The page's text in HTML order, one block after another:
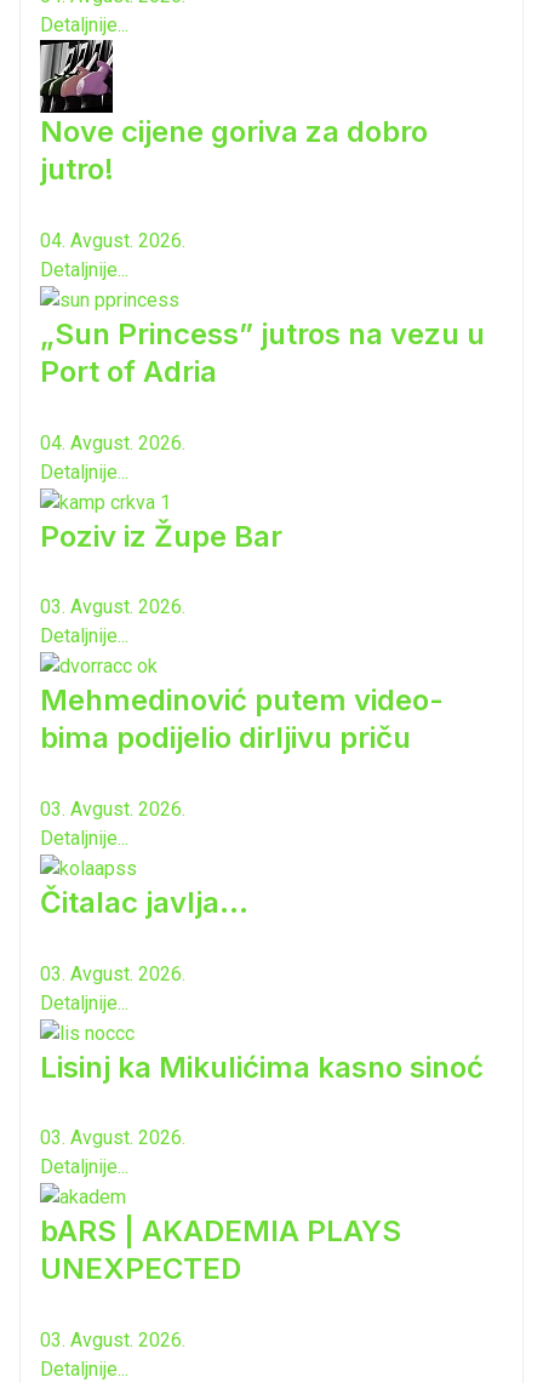
Detaljnije...
Nove cijene goriva za dobro
jutro!
04. Avgust. 2026.
Detaljnije...
„Sun Princess” jutros na vezu u
Port of Adria
04. Avgust. 2026.
Detaljnije...
Poziv iz Župe Bar
03. Avgust. 2026.
Detaljnije...
Mehmedinović putem video-
bima podijelio dirljivu priču
03. Avgust. 2026.
Detaljnije...
Čitalac javlja...
03. Avgust. 2026.
Detaljnije...
Lisinj ka Mikulićima kasno sinoć
03. Avgust. 2026.
Detaljnije...
bARS | AKADEMIA PLAYS
UNEXPECTED
03. Avgust. 2026.
Detaljnije...